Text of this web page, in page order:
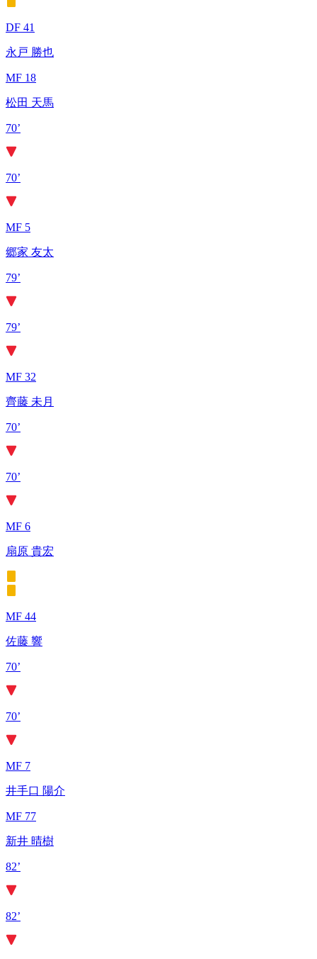
DF 41
永戸 勝也
MF 18
松田 天馬
70’
70’
MF 5
郷家 友太
79’
79’
MF 32
齊藤 未月
70’
70’
MF 6
扇原 貴宏
MF 44
佐藤 響
70’
70’
MF 7
井手口 陽介
MF 77
新井 晴樹
82’
82’